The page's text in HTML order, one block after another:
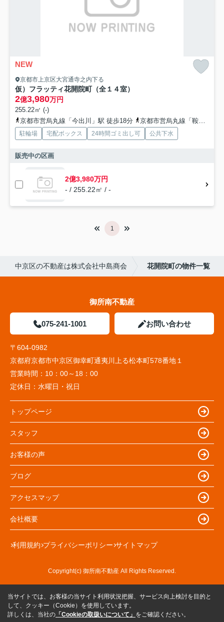
NEW
京都市上京区大宮通寺之内下る
仮）フラッティ花開院町（全１４室）
2億3,980万円
255.22㎡ (-)
京都市営烏丸線「今出川」駅 徒歩18分
京都市営烏丸線「鞍馬口」駅 徒歩18分
駐輪場 宅配ボックス 24時間ゴミ出し可 公共下水
販売中の区画
2億3,980万円
- / 255.22㎡ / -
1
中京区の不動産は株式会社中島商会 花開院町の物件一覧
御所南不動産
075-241-1001 お問い合わせ
〒604-0982
京都府京都市中京区御幸町通夷川上る松本町578番地１
営業時間： 10：00～18：00
定休日： 水曜日・祝日
トップページ
スタッフ
お客様の声
ブログ
アクセスマップ
会社概要
利用規約 プライバシーポリシー サイトマップ
Copyright(c) 御所南不動産 All Rights Reserved.
当サイトでは、お客様の当サイト利用状況把握、サービス向上検討を目的と
して、クッキー（Cookie）を使用しています。
詳しくは、当社の 「Cookieの取扱いについて」 をご確認ください。